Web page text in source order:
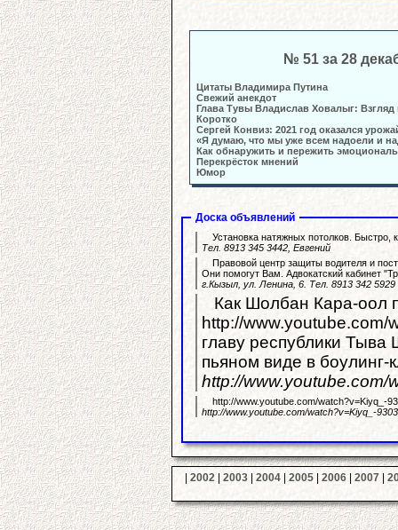
№ 51 за 28
Цитаты Владимира Путина
Свежий анекдот
Глава Тувы Владислав Ховалыг: Взгляд
Коротко
Сергей Конвиз: 2021 год оказался
«Я думаю, что мы уже всем надоели и
Как обнаружить и пережить
Перекрёсток мнений
Юмор
Доска объявлений
Установка натяжных потолков. Быстро,
Тел. 8913 345 3442, Евгений
Правовой центр защиты водителя и
Они помогут Вам. Адвокатский кабинет
г.Кызыл, ул. Ленина, 6. Тел. 8913 342 5929
Как Шолбан Кара-оол
http://www.youtube.com/
главу республики
пьяном виде в боулинг-
http://www.youtube.com/
http://www.youtube.com/watch?v=Kiyq_-
http://www.youtube.com/watch?v=Kiyq_-
| 2002 | 2003 | 2004 | 2005 | 2006 | 2007 |